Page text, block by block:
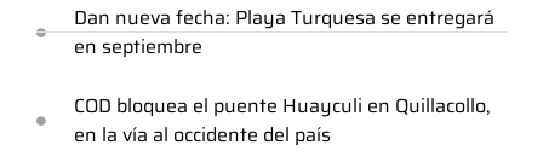
Dan nueva fecha: Playa Turquesa se entregará
en septiembre
COD bloquea el puente Huayculi en Quillacollo,
en la vía al occidente del país